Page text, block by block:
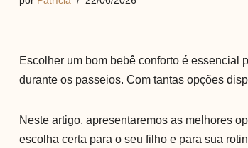
Escolher um bom bebê conforto é essencial
durante os passeios. Com tantas opções
Neste artigo, apresentaremos as melhores
escolha certa para o seu filho e para sua